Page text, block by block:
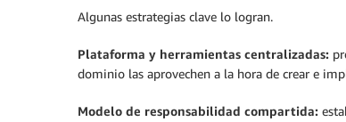
Algunas estrategias clave lo logran.
Plataforma y herramientas centralizadas:
dominio las aprovechen a la hora de crear e
Modelo de responsabilidad compartida: